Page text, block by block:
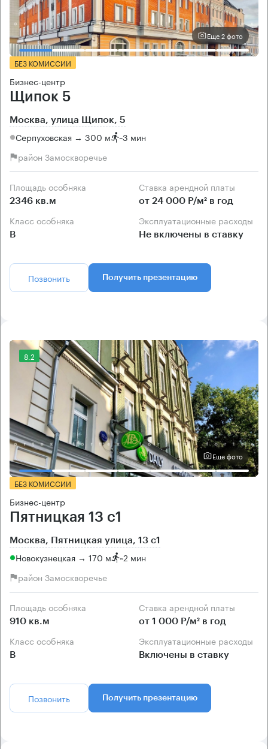
Еще 2 фото
БЕЗ КОМИССИИ
Бизнес-центр
Щипок 5
Москва, улица Щипок, 5
Серпуховская → 300 м ~3 мин
район Замоскворечье
Площадь особняка
2346 кв.м
Ставка арендной платы
от 24 000 Р/м² в год
Класс особняка
B
Эксплуатационные расходы
Не включены в ставку
Позвонить Получить презентацию
8.2
Еще фото
БЕЗ КОМИССИИ
Бизнес-центр
Пятницкая 13 с1
Москва, Пятницкая улица, 13 с1
Новокузнецкая → 170 м ~2 мин
район Замоскворечье
Площадь особняка
910 кв.м
Ставка арендной платы
от 1 000 Р/м² в год
Класс особняка
B
Эксплуатационные расходы
Включены в ставку
Позвонить Получить презентацию